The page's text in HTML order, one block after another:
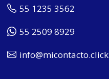
55 1235 3562
55 2509 8929
info@micontacto.click